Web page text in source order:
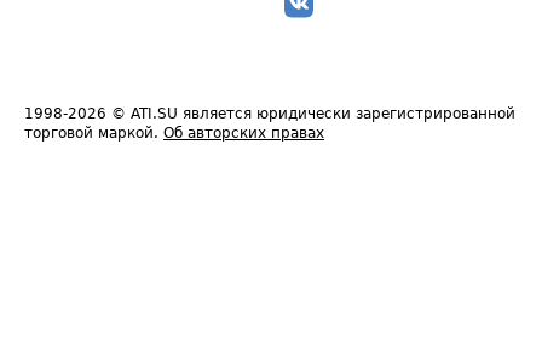
1998-2026 © ATI.SU является юридически зарегистрированной
торговой маркой. Об авторских правах